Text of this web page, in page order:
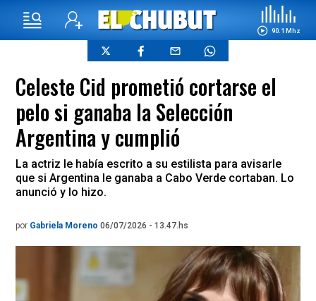
90.1 Mhz
Celeste Cid prometió cortarse el
pelo si ganaba la Selección
Argentina y cumplió
La actriz le había escrito a su estilista para avisarle
que si Argentina le ganaba a Cabo Verde cortaban. Lo
anunció y lo hizo.
por Gabriela Moreno 06/07/2026 - 13.47.hs